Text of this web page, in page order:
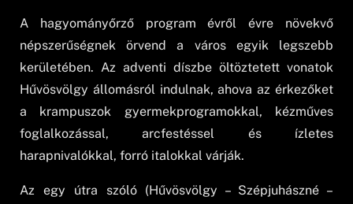
A hagyományőrző program évről évre növekvő
népszerűségnek örvend a város egyik legszebb
kerületében. Az adventi díszbe öltöztetett vonatok
Hűvösvölgy állomásról indulnak, ahova az érkezőket
a krampuszok gyermekprogramokkal, kézműves
foglalkozással, arcfestéssel és ízletes
harapnivalókkal, forró italokkal várják.
Az egy útra szóló (Hűvösvölgy – Szépjuhászné –